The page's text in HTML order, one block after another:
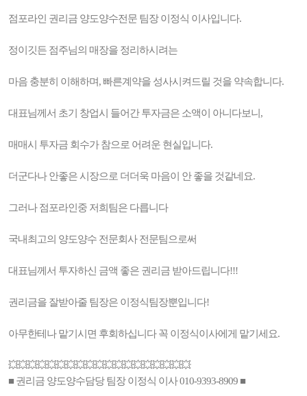
점포라인 권리금 양도양수전문 팀장 이정식 이사입니다.
정이깃든 점주님의 매장을 정리하시려는
마음 충분히 이해하며, 빠른계약을 성사시켜드릴 것을 약속합니다.
대표님께서 초기 창업시 들어간 투자금은 소액이 아니다보니,
매매시 투자금 회수가 참으로 어려운 현실입니다.
더군다나 안좋은 시장으로 더더욱 마음이 안 좋을 것같네요.
그러나 점포라인중 저희팀은 다릅니다
국내최고의 양도양수 전문회사 전문팀으로써
대표님께서 투자하신 금액 좋은 권리금 받아드립니다!!!
권리금을 잘받아줄 팀장은 이정식팀장뿐입니다!
아무한테나 맡기시면 후회하십니다 꼭 이정식이사에게 맡기세요.
💥💥💥💥💥💥💥💥💥💥💥💥💥💥💥💥💥💥💥
■ 권리금 양도양수담당 팀장 이정식 이사 010-9393-8909 ■